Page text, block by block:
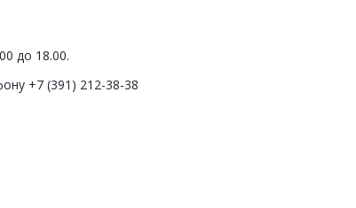
до 18.00.
+7 (391) 212-38-38